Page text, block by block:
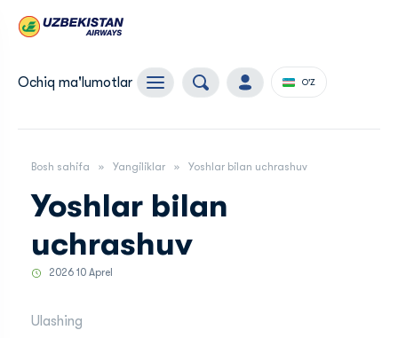
Ochiq ma'lumotlar O'Z
Bosh sahifa Yangiliklar Yoshlar bilan uchrashuv
Yoshlar bilan
uchrashuv
2026 10 Aprel
Ulashing